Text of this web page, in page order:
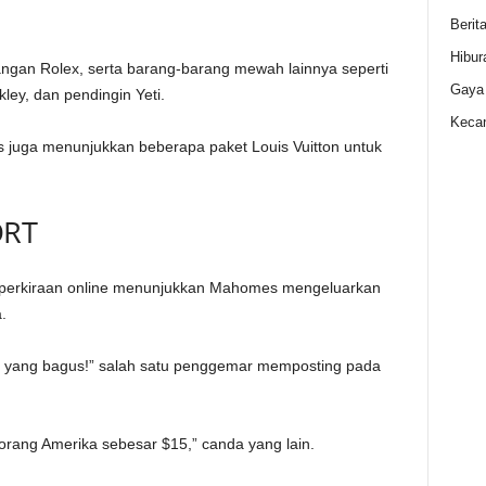
Rolex, serta barang-barang mewah lainnya seperti
dan pendingin Yeti.
menunjukkan beberapa paket Louis Vuitton untuk
online menunjukkan Mahomes mengeluarkan
bagus!” salah satu penggemar memposting pada
Amerika sebesar $15,” canda yang lain.
Berita